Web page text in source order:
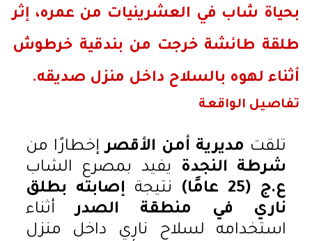
بحياة شاب في العشرينيات من عمره، إثر
طلقة طائشة خرجت من بندقية خرطوش
أثناء لهوه بالسلاح داخل منزل صديقه.
تفاصيل الواقعة
تلقت مديرية أمن الأقصرإخطارًا من
شرطة النجدة يفيد بمصرع الشاب
ع.ج (25 عامًا)
نتيجة إصابته بطلق
ناري في منطقة الصدرأثناء
استخدامه لسلاح ناري داخل منزل